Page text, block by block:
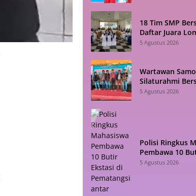
18 Tim SMP
Daftar Juara
Cermat HAN
5 Agustus 2026
Wartawan
Silaturahmi
Diskominfo,
5 Agustus 2026
Polisi Ringkus
Pembawa 10
Pematangsiantar
5 Agustus 2026